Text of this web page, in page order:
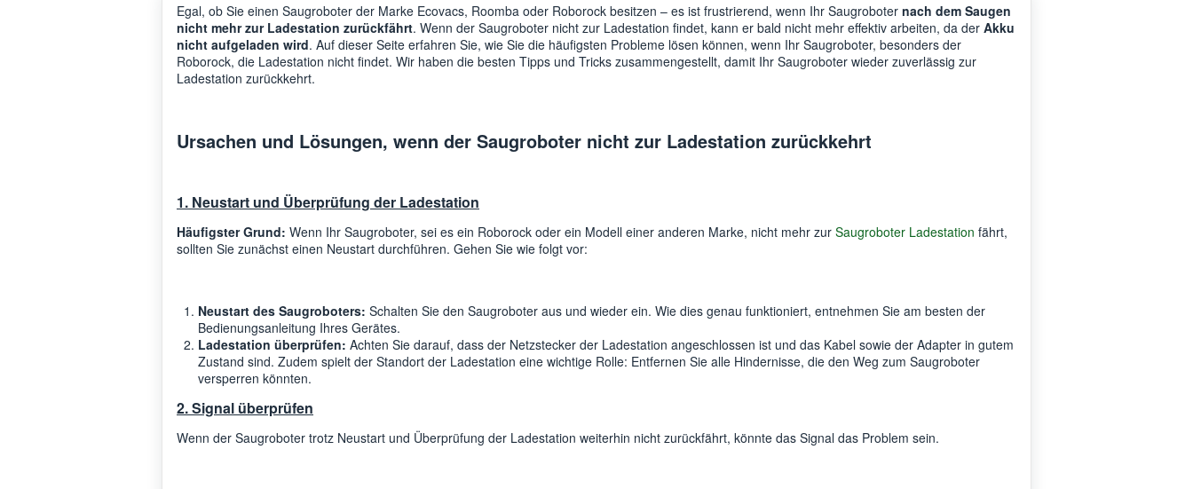
Egal, ob Sie einen Saugroboter der Marke Ecovacs, Roomba oder Roborock besitzen – es ist frustrierend, wenn Ihr Saugroboter nach dem Saugen
nicht mehr zur Ladestation zurückfährt. Wenn der Saugroboter nicht zur Ladestation findet, kann er bald nicht mehr effektiv arbeiten, da der Akku
nicht aufgeladen wird. Auf dieser Seite erfahren Sie, wie Sie die häufigsten Probleme lösen können, wenn Ihr Saugroboter, besonders der
Roborock, die Ladestation nicht findet. Wir haben die besten Tipps und Tricks zusammengestellt, damit Ihr Saugroboter wieder zuverlässig zur
Ladestation zurückkehrt.
Ursachen und Lösungen, wenn der Saugroboter nicht zur Ladestation zurückkehrt
1. Neustart und Überprüfung der Ladestation
Häufigster Grund: Wenn Ihr Saugroboter, sei es ein Roborock oder ein Modell einer anderen Marke, nicht mehr zur Saugroboter Ladestation fährt,
sollten Sie zunächst einen Neustart durchführen. Gehen Sie wie folgt vor:
Neustart des Saugroboters: Schalten Sie den Saugroboter aus und wieder ein. Wie dies genau funktioniert, entnehmen Sie am besten der
Bedienungsanleitung Ihres Gerätes.
Ladestation überprüfen: Achten Sie darauf, dass der Netzstecker der Ladestation angeschlossen ist und das Kabel sowie der Adapter in gutem
Zustand sind. Zudem spielt der Standort der Ladestation eine wichtige Rolle: Entfernen Sie alle Hindernisse, die den Weg zum Saugroboter
versperren könnten.
2. Signal überprüfen
Wenn der Saugroboter trotz Neustart und Überprüfung der Ladestation weiterhin nicht zurückfährt, könnte das Signal das Problem sein.